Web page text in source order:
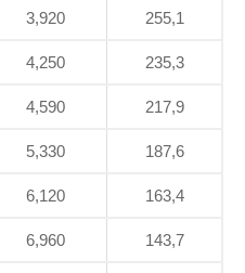
3,920 255,1
4,250 235,3
4,590 217,9
5,330 187,6
6,120 163,4
6,960 143,7